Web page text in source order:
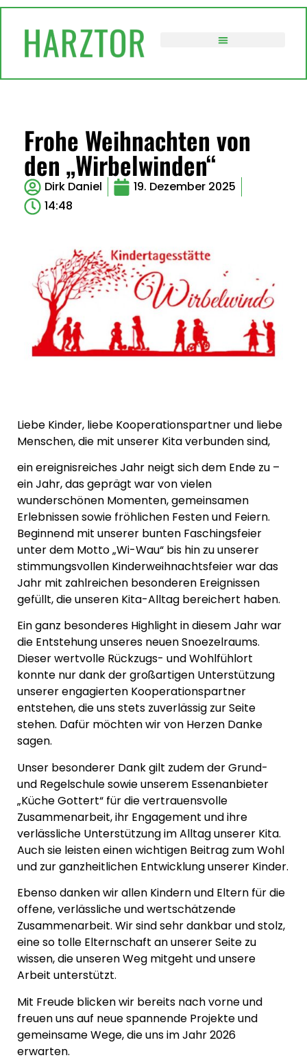
Frohe Weihnachten von
den „Wirbelwinden“
Dirk Daniel
19. Dezember 2025
14:48
Liebe Kinder, liebe Kooperationspartner und liebe
Menschen, die mit unserer Kita verbunden sind,
ein ereignisreiches Jahr neigt sich dem Ende zu –
ein Jahr, das geprägt war von vielen
wunderschönen Momenten, gemeinsamen
Erlebnissen sowie fröhlichen Festen und Feiern.
Beginnend mit unserer bunten Faschingsfeier
unter dem Motto „Wi-Wau“ bis hin zu unserer
stimmungsvollen Kinderweihnachtsfeier war das
Jahr mit zahlreichen besonderen Ereignissen
gefüllt, die unseren Kita-Alltag bereichert haben.
Ein ganz besonderes Highlight in diesem Jahr war
die Entstehung unseres neuen Snoezelraums.
Dieser wertvolle Rückzugs- und Wohlfühlort
konnte nur dank der großartigen Unterstützung
unserer engagierten Kooperationspartner
entstehen, die uns stets zuverlässig zur Seite
stehen. Dafür möchten wir von Herzen Danke
sagen.
Unser besonderer Dank gilt zudem der Grund-
und Regelschule sowie unserem Essenanbieter
„Küche Gottert“ für die vertrauensvolle
Zusammenarbeit, ihr Engagement und ihre
verlässliche Unterstützung im Alltag unserer Kita.
Auch sie leisten einen wichtigen Beitrag zum Wohl
und zur ganzheitlichen Entwicklung unserer Kinder.
Ebenso danken wir allen Kindern und Eltern für die
offene, verlässliche und wertschätzende
Zusammenarbeit. Wir sind sehr dankbar und stolz,
eine so tolle Elternschaft an unserer Seite zu
wissen, die unseren Weg mitgeht und unsere
Arbeit unterstützt.
Mit Freude blicken wir bereits nach vorne und
freuen uns auf neue spannende Projekte und
gemeinsame Wege, die uns im Jahr 2026
erwarten.